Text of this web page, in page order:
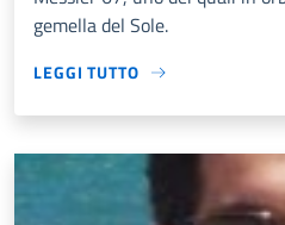
gemella del Sole.
LEGGI TUTTO